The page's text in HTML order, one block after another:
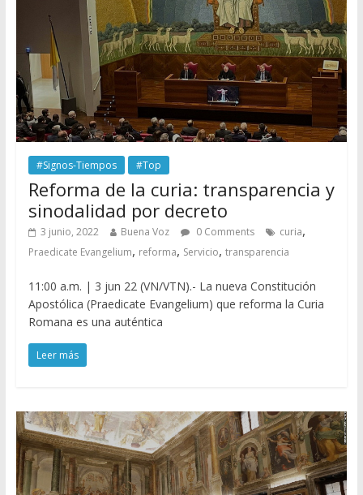
#Signos-Tiempos #Top
Reforma de la curia: transparencia y
sinodalidad por decreto
3 junio, 2022 Buena Voz 0 Comments curia,
Praedicate Evangelium, reforma, Servicio, transparencia
11:00 a.m. | 3 jun 22 (VN/VTN).- La nueva Constitución
Apostólica (Praedicate Evangelium) que reforma la Curia
Romana es una auténtica
Leer más